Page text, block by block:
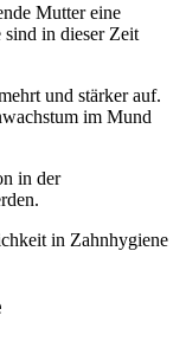
Mutter eine
sind in dieser Zeit
und stärker auf.
im Mund
in der
in Zahnhygiene